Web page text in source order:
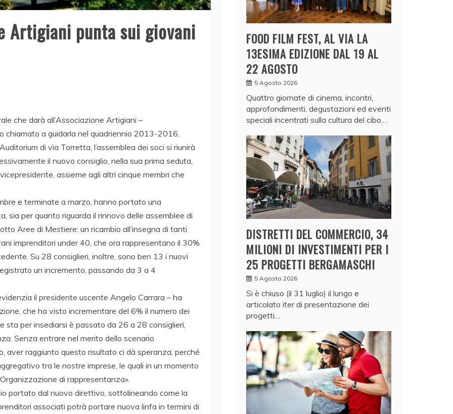
Artigiani punta sui giovani
che darà all’Associazione Artigiani –
a guidarla nel quadriennio 2013-2016.
di via Torretta, l’assemblea dei soci si riunirà
il nuovo consiglio, nella sua prima seduta,
assieme agli altri cinque membri che
e terminate a marzo, hanno portato una
per quanto riguarda il rinnovo delle assemblee di
Aree di Mestiere: un ricambio all’insegna di tanti
imprenditori under 40, che ora rappresentano il 30%
Su 28 consiglieri, inoltre, sono ben 13 i nuovi
un incremento, passando da 3 a 4
il presidente uscente Angelo Carrara – ha
che ha visto incrementare del 6% il numero dei
per insediarsi è passato da 26 a 28 consiglieri,
Senza entrare nel merito dello scenario
aver raggiunto questo risultato ci dà speranza, perché
tra le nostre imprese, le quali in un momento
di rappresentanza».
portato dal nuovo direttivo, sottolineando come la
associati potrà portare nuova linfa in termini di
FOOD FILM FEST, AL VIA LA
13ESIMA EDIZIONE DAL 19 AL
22 AGOSTO
5 Agosto 2026
Quattro giornate di cinema, incontri,
approfondimenti, degustazioni ed eventi
speciali incentrati sulla cultura del cibo.…
DISTRETTI DEL COMMERCIO, 34
MILIONI DI INVESTIMENTI PER I
25 PROGETTI BERGAMASCHI
5 Agosto 2026
Si è chiuso (il 31 luglio) il lungo e
articolato iter di presentazione dei
progetti…